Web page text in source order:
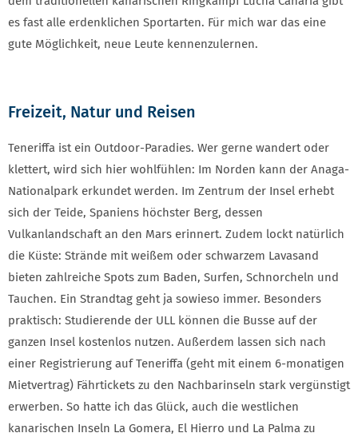
es fast alle erdenklichen Sportarten. Für mich war das eine
gute Möglichkeit, neue Leute kennenzulernen.
Freizeit, Natur und Reisen
Teneriffa ist ein Outdoor-Paradies. Wer gerne wandert oder
klettert, wird sich hier wohlfühlen: Im Norden kann der Anaga-
Nationalpark erkundet werden. Im Zentrum der Insel erhebt
sich der Teide, Spaniens höchster Berg, dessen
Vulkanlandschaft an den Mars erinnert. Zudem lockt natürlich
die Küste: Strände mit weißem oder schwarzem Lavasand
bieten zahlreiche Spots zum Baden, Surfen, Schnorcheln und
Tauchen. Ein Strandtag geht ja sowieso immer. Besonders
praktisch: Studierende der ULL können die Busse auf der
ganzen Insel kostenlos nutzen. Außerdem lassen sich nach
einer Registrierung auf Teneriffa (geht mit einem 6-monatigen
Mietvertrag) Fährtickets zu den Nachbarinseln stark vergünstigt
erwerben. So hatte ich das Glück, auch die westlichen
kanarischen Inseln La Gomera, El Hierro und La Palma zu